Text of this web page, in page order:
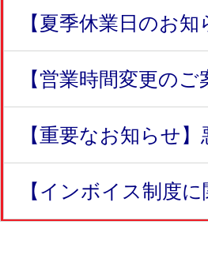
【夏季休業日のお知
【営業時間変更のご
【重要なお知らせ
【インボイス制度